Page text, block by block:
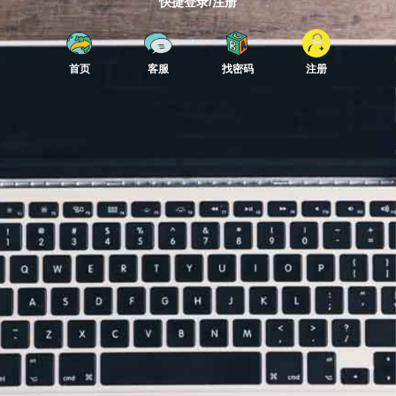
首页 客服 找密码 注册